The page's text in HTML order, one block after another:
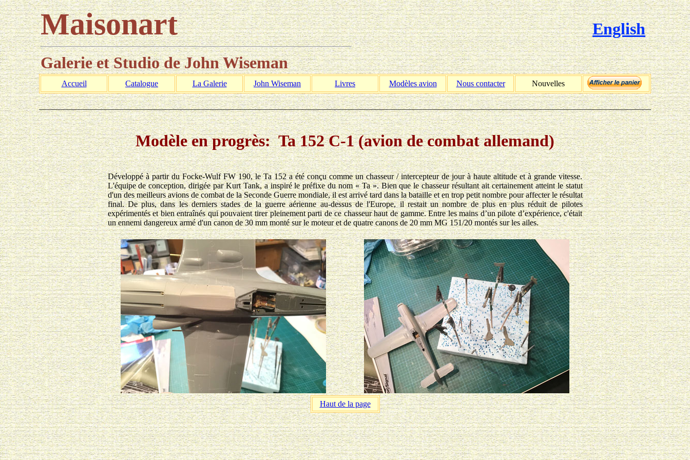
Maisonart
English
Galerie et Studio de John Wiseman
Accueil Catalogue La Galerie John Wiseman Livres Modèles avion Nous contacter Nouvelles
_____________________________________________________________________________________________________________________________________________________
Modèle en progrès: Ta 152 C-1 (avion de combat allemand)
Développé à partir du Focke-Wulf FW 190, le Ta 152 a été conçu comme un chasseur / intercepteur de jour à haute altitude et à grande vitesse.
L'équipe de conception, dirigée par Kurt Tank, a inspiré le préfixe du nom « Ta ». Bien que le chasseur résultant ait certainement atteint le statut
d'un des meilleurs avions de combat de la Seconde Guerre mondiale, il est arrivé tard dans la bataille et en trop petit nombre pour affecter le résultat
final. De plus, dans les derniers stades de la guerre aérienne au-dessus de l'Europe, il restait un nombre de plus en plus réduit de pilotes
expérimentés et bien entraînés qui pouvaient tirer pleinement parti de ce chasseur haut de gamme. Entre les mains d’un pilote d’expérience, c'était
un ennemi dangereux armé d'un canon de 30 mm monté sur le moteur et de quatre canons de 20 mm MG 151/20 montés sur les ailes.
Haut de la page